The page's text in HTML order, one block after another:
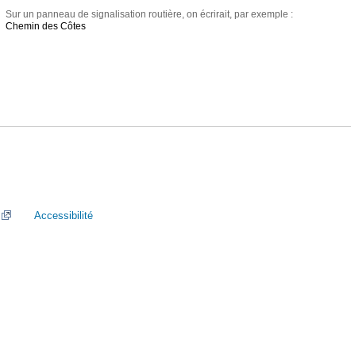
Sur un panneau de signalisation routière, on écrirait, par exemple :
Chemin des Côtes
Accessibilité